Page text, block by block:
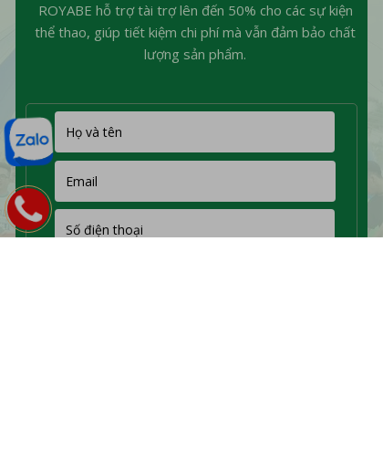
ROYABE hỗ trợ tài trợ lên đến 50% cho các sự kiện
thể thao, giúp tiết kiệm chi phí mà vẫn đảm bảo chất
lượng sản phẩm.